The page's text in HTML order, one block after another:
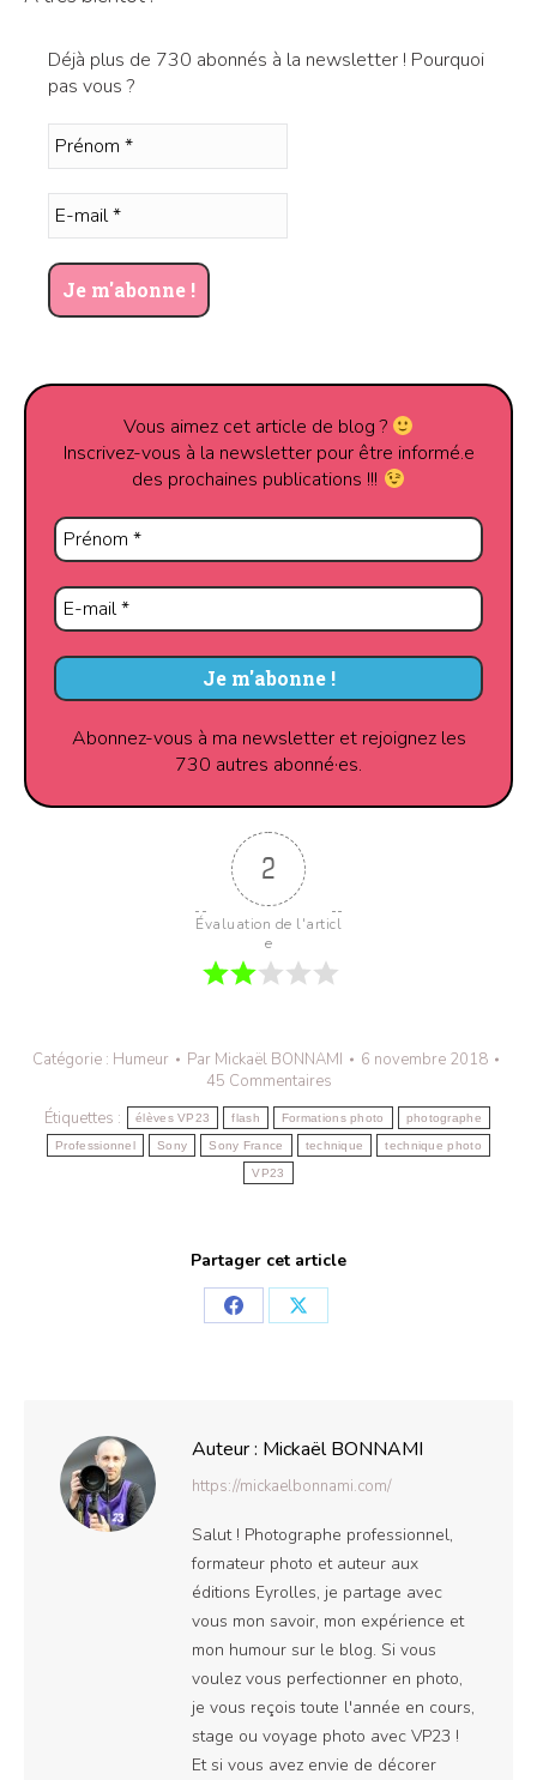
Déjà plus de 730 abonnés à la newsletter ! Pourquoi
pas vous ?
Vous aimez cet article de blog ?
Inscrivez-vous à la newsletter pour être informé.e
des prochaines publications !!!
Abonnez-vous à ma newsletter et rejoignez les
730 autres abonné·es.
2
Évaluation de l'articl
e
Catégorie : Humeur Par Mickaël BONNAMI
6 novembre 2018
45 Commentaires
Étiquettes :
élèves VP23 flash Formations photo photographe
Professionnel Sony Sony France technique technique photo
VP23
Partager cet article
PartagerPartager
Auteur : Mickaël BONNAMI
https://mickaelbonnami.com/
Salut ! Photographe professionnel,
formateur photo et auteur aux
éditions Eyrolles, je partage avec
vous mon savoir, mon expérience et
mon humour sur le blog. Si vous
voulez vous perfectionner en photo,
je vous reçois toute l'année en cours,
stage ou voyage photo avec VP23 !
Et si vous avez envie de décorer